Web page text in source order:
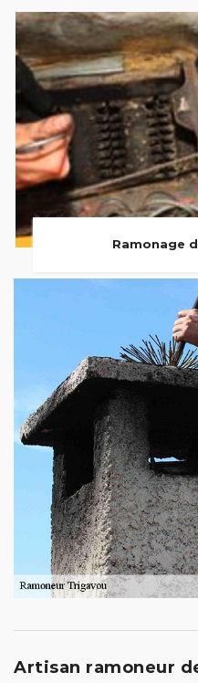
Ramonage
Artisan ramoneur